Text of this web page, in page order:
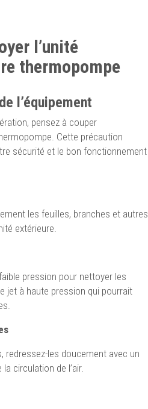
l’unité
thermopompe
l’équipement
pensez à couper
Cette précaution
sécurité et le bon fonctionnement
les feuilles, branches et autres
extérieure.
pression pour nettoyer les
jet à haute pression qui pourrait
redressez-les doucement avec un
circulation de l’air.